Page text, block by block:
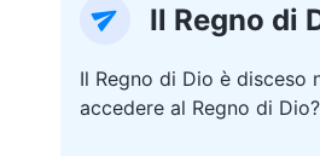
Il Regno di
Il Regno di Dio è disceso
accedere al Regno di Dio?